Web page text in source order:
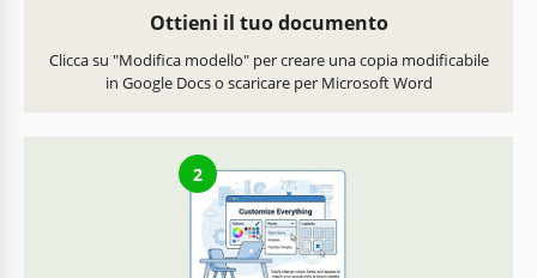
Ottieni il tuo documento
Clicca su "Modifica modello" per creare una copia modificabile
in Google Docs o scaricare per Microsoft Word
2